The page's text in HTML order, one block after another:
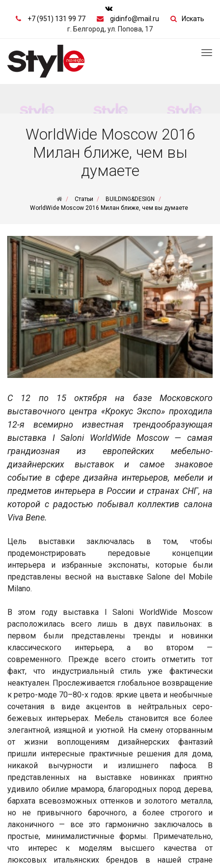
+7 (951) 131 99 77 gidinfo@mail.ru
Искать
г. Белгород, ул. Попова, 17
WorldWide Moscow 2016
Милан ближе, чем вы
думаете
Статьи
BUILDING&DESIGN
WorldWide Moscow 2016 Милан ближе, чем вы думаете
С 12 по 15 октября на базе Московского
выставочного центра «Крокус Экспо» проходила
12-я всемирно известная трендообразующая
выставка I Saloni WorldWide Moscow — самая
грандиозная из европейских мебельно-
дизайнерских выставок и самое знаковое
событие в сфере дизайна интерьеров, мебели и
предметов интерьера в России и странах СНГ, на
которой с радостью побывал коллектив салона
Viva Bene.
Цель выставки заключалась в том, чтобы
продемонстрировать передовые концепции
интерьера и избранные экспонаты, которые были
представлены весной на выставке Salone del Mobile
Milano.
В этом году выставка I Saloni WorldWide Moscow
расположилась всего лишь в двух павильонах: в
первом были представлены тренды и новинки
классического интерьера, а во втором —
современного. Прежде всего стоить отметить тот
факт, что индустриальный стиль уже фактически
неактуален. Прослеживается глобальное возвращение
к ретро-моде 70–80-х годов: яркие цвета и необычные
сочетания в виде акцентов в нейтральных серо-
бежевых интерьерах. Мебель становится все более
элегантной, изящной и уютной. На смену оторванным
от жизни воплощениям дизайнерских фантазий
пришли интересные практичные решения для дома,
никакой вычурности и излишнего пафоса. В
представленных на выставке новинках приятно
удивило обилие мрамора, благородных пород дерева,
бархата всевозможных оттенков и золотого металла,
но не привычного барочного, а более строгого и
лаконичного — все это гармонично заключалось в
простые, минималистичные формы. Примечательно,
что интерес к моделям высшего качества от
люксовых итальянских брендов в нашей стране